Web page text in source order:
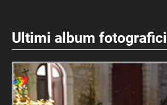
Ultimi album fotografici